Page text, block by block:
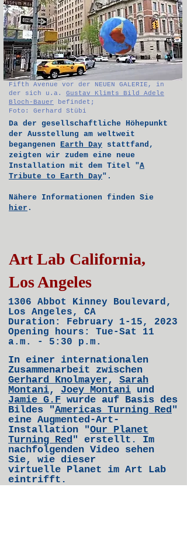
Da der gesellschaftliche Höhepunkt
der Ausstellung am weltweit
begangenen Earth Day stattfand ,
zeigten wir zudem eine neue
Installation mit dem Titel "A
Tribute to Earth Day".
Nähere Informationen finden Sie
hier .
Fifth Avenue vor der NEUEN GALERIE, in
der sich u.a. Gustav Klimts Bild Adele
Bloch-Bauer befindet;
Foto: Gerhard Stübi
Art Lab California,
Los Angeles
1306 Abbot Kinney Boulevard,
Los Angeles, CA
Duration: February 1-15, 2023
Opening hours: Tue-Sat 11
a.m. - 5:30 p.m.
In einer internationalen
Zusammenarbeit zwischen
Gerhard Knolmayer , Sarah
Montani, Joey Montani und
Jamie G.F wurde auf Basis des
Bildes "Americas Turning Red"
eine Augmented-Art-
Installation "Our Planet
Turning Red" erstellt. Im
nachfolgenden Video sehen
Sie, wie dieser
virtuelle Planet im Art Lab
eintrifft.